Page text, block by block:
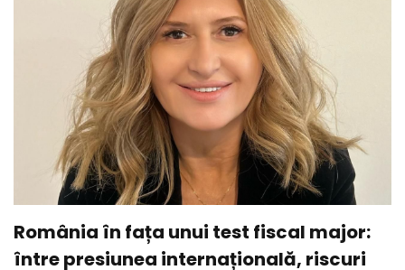
România în fața unui test fiscal major:
între presiunea internațională, riscuri